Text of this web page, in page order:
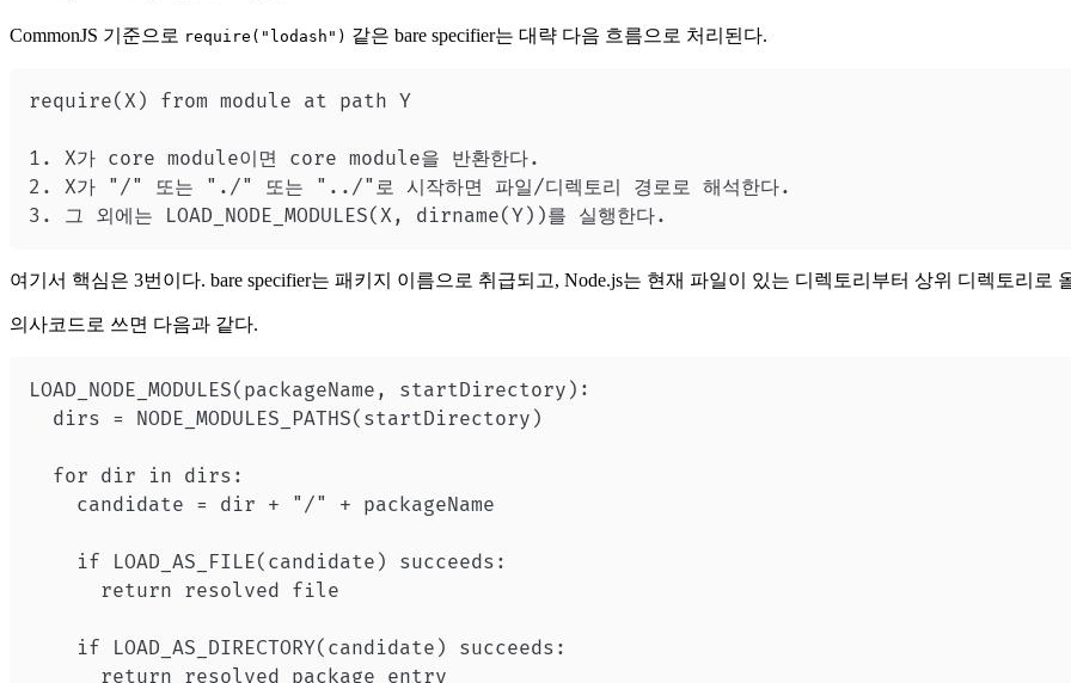
CommonJS 기준으로 require("lodash") 같은 bare specifier는 대략 다음 흐름으로 처리된다.
3. 그 외에는 LOAD_NODE_MODULES(X, dirname(Y))를 실행한다.
여기서 핵심은 3번이다. bare specifier는 패키지 이름으로 취급되고, Node.js는 현재 파일이 있는 디렉토리부터 상위 디렉토리로
의사코드로 쓰면 다음과 같다.